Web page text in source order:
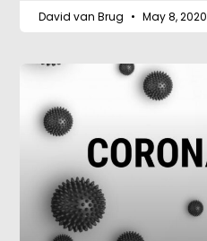
David van Brug May 8, 2020